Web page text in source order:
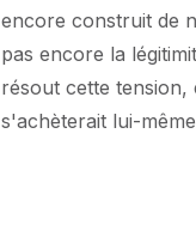
encore construit de
pas encore la
résout cette tension,
s'achèterait lui-